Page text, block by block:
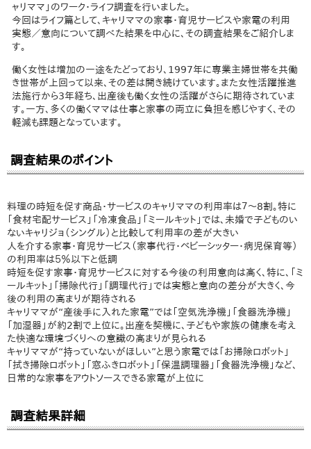
ャリママ」のワーク・ライフ調査を行いました。
今回はライフ篇として、キャリママの家事・育児サービスや家電の利用
実態／意向について調べた結果を中心に、その調査結果をご紹介しま
す。
働く女性は増加の一途をたどっており、1997年に専業主婦世帯を共働
き世帯が上回って以来、その差は開き続けています。また女性活躍推進
法施行から3年経ち、出産後も働く女性の活躍がさらに期待されていま
す。一方、多くの働くママは仕事と家事の両立に負担を感じやすく、その
軽減も課題となっています。
調査結果のポイント
料理の時短を促す商品・サービスのキャリママの利用率は７～8割。特に
「食材宅配サービス」「冷凍食品」「ミールキット」では、未婚で子どものい
ないキャリジョ（シングル）と比較して利用率の差が大きい
人を介する家事・育児サービス（家事代行・ベビーシッター・病児保育等）
の利用率は５％以下と低調
時短を促す家事・育児サービスに対する今後の利用意向は高く、特に、「ミ
ールキット」「掃除代行」「調理代行」では実態と意向の差分が大きく、今
後の利用の高まりが期待される
キャリママが“産後手に入れた家電”では「空気洗浄機」「食器洗浄機」
「加湿器」が約2割で上位に。出産を契機に、子どもや家族の健康を考え
た快適な環境づくりへの意識の高まりが見られる
キャリママが“持っていないがほしい”と思う家電では「お掃除ロボット」
「拭き掃除ロボット」「窓ふきロボット」「保温調理器」「食器洗浄機」など、
日常的な家事をアウトソースできる家電が上位に
調査結果詳細